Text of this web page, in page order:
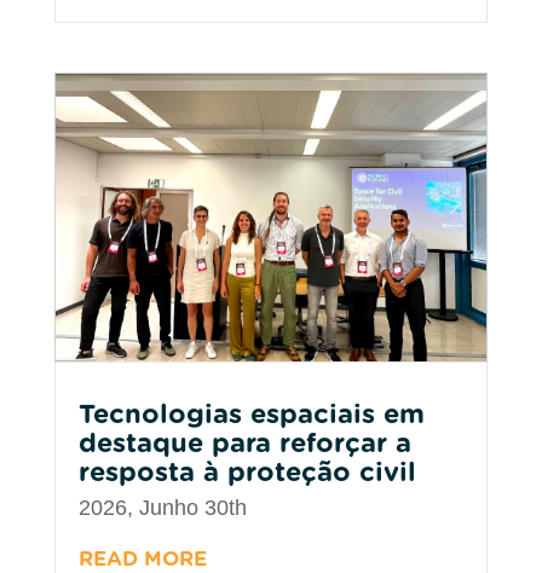
Tecnologias espaciais em
destaque para reforçar a
resposta à proteção civil
2026, Junho 30th
READ MORE